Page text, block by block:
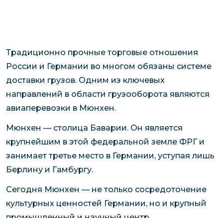
Традиционно прочные торговые отношения
России и Германии во многом обязаны системе
доставки грузов. Одним из ключевых
направлений в области грузооборота являются
авиаперевозки в Мюнхен.
Мюнхен — столица Баварии. Он является
крупнейшим в этой федеральной земле ФРГ и
занимает третье место в Германии, уступая лишь
Берлину и Гамбургу.
Сегодня Мюнхен — не только сосредоточение
культурных ценностей Германии, но и крупный